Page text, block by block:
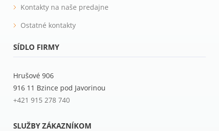
Kontakty na naše predajne
Ostatné kontakty
SÍDLO FIRMY
Hrušové 906
916 11 Bzince pod Javorinou
+421 915 278 740
SLUŽBY ZÁKAZNÍKOM